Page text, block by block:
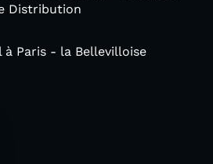
Distribution
à Paris - la Bellevilloise